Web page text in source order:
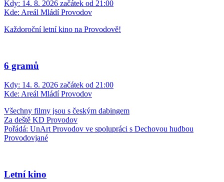
Kdy: 14. 8. 2026 začátek od 21:00
Kde: Areál Mládí Provodov
Každoroční letní kino na Provodově!
6 gramů
Kdy: 14. 8. 2026 začátek od 21:00
Kde: Areál Mládí Provodov
Všechny filmy jsou s českým dabingem
Za deště KD Provodov
Pořádá: UnArt Provodov ve spolupráci s Dechovou hudbou
Provodovjané
Letní kino